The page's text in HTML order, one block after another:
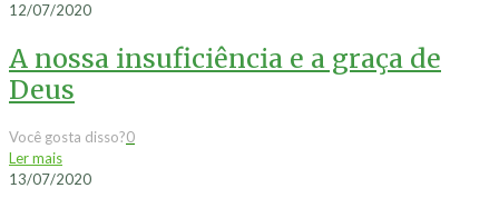
12/07/2020
A nossa insuficiência e a graça de
Deus
Você gosta disso?0
Ler mais
13/07/2020